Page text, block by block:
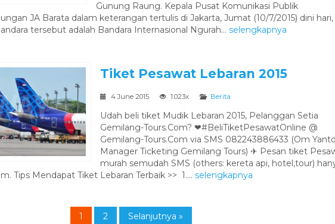
Gunung Raung. Kepala Pusat Komunikasi Publik
JA Barata dalam keterangan tertulis di Jakarta, Jumat (10/7/2015) dini hari,
tersebut adalah Bandara Internasional Ngurah... selengkapnya
Tiket Pesawat Lebaran 2015
4 June 2015 1.023x Berita
Udah beli tiket Mudik Lebaran 2015, Pelanggan Setia
Gemilang-Tours.Com? ❤#BeliTiketPesawatOnline @
Gemilang-Tours.Com via SMS 082243886433 (Om
Manager Ticketing Gemilang Tours) ✈ Pesan tiket
murah semudah SMS (others: kereta api, hotel,tour)
Tips Mendapat Tiket Lebaran Terbaik >> 1.... selengkapnya
1 2 Selanjutnya »